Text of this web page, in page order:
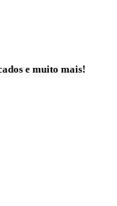
e muito mais!